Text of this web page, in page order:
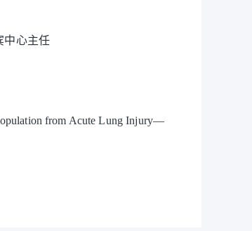
中心主任
from Acute Lung Injury—